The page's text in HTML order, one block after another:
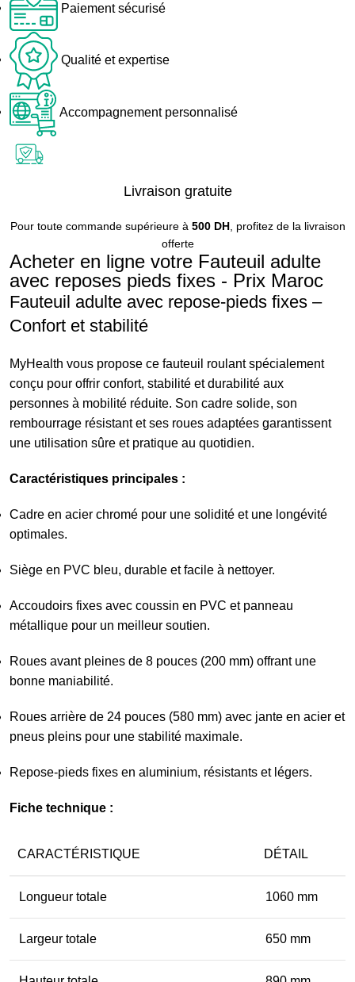
Paiement sécurisé
Qualité et expertise
Accompagnement personnalisé
Livraison gratuite
Pour toute commande supérieure à 500 DH, profitez de la livraison
offerte
Acheter en ligne votre Fauteuil adulte
avec reposes pieds fixes - Prix Maroc
Fauteuil adulte avec repose-pieds fixes –
Confort et stabilité
MyHealth vous propose ce fauteuil roulant spécialement
conçu pour offrir confort, stabilité et durabilité aux
personnes à mobilité réduite. Son cadre solide, son
rembourrage résistant et ses roues adaptées garantissent
une utilisation sûre et pratique au quotidien.
Caractéristiques principales :
Cadre en acier chromé pour une solidité et une longévité
optimales.
Siège en PVC bleu, durable et facile à nettoyer.
Accoudoirs fixes avec coussin en PVC et panneau
métallique pour un meilleur soutien.
Roues avant pleines de 8 pouces (200 mm) offrant une
bonne maniabilité.
Roues arrière de 24 pouces (580 mm) avec jante en acier et
pneus pleins pour une stabilité maximale.
Repose-pieds fixes en aluminium, résistants et légers.
Fiche technique :
CARACTÉRISTIQUE DÉTAIL
Longueur totale 1060 mm
Largeur totale 650 mm